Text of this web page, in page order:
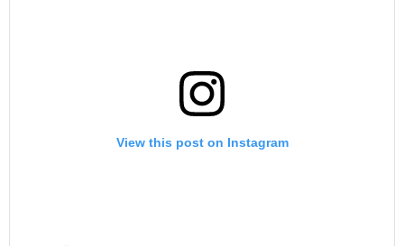
View this post on Instagram